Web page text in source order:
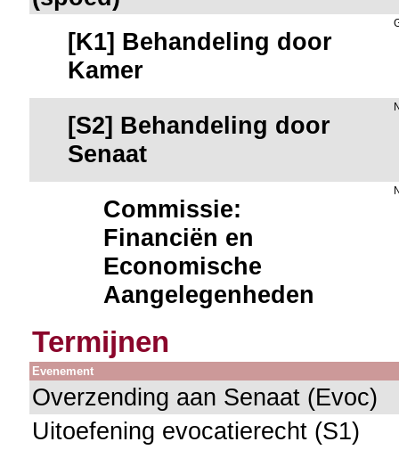
[K1] Behandeling door
Kamer
[S2] Behandeling door
Senaat
Commissie:
Financiën en
Economische
Aangelegenheden
Termijnen
Evenement
Overzending aan Senaat (Evoc)
Uitoefening evocatierecht (S1)